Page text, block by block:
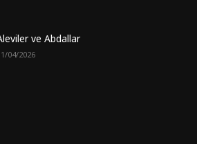
ve Abdallar
04/2026